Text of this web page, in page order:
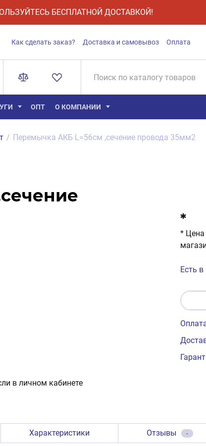
БЕСПЛАТНОЙ ДОСТАВКОЙ!
Как сделать заказ? Доставка и самовывоз Оплата
ОПТ О КОМПАНИИ
/ Перемычка АКБ L=56см ,сечение провода 35мм2
в личном кабинете
*
* Цена
Есть
Характеристики Отзывы -